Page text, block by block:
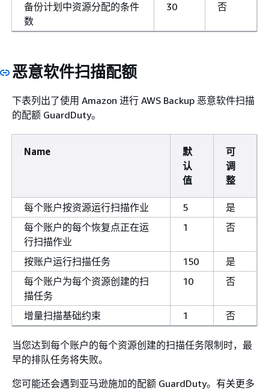
备份计划中资源分配的条件
数
30 否
恶意软件扫描配额
下表列出了使用 Amazon 进行 AWS Backup 恶意软件扫描
的配额 GuardDuty。
Name
默
认
值
可
调
整
每个账户按资源运行扫描作业 5
是
每个账户的每个恢复点正在运
行扫描作业
1 否
按账户运行扫描任务 150
是
每个账户为每个资源创建的扫
描任务
10 否
增量扫描基础约束 1 否
当您达到每个账户的每个资源创建的扫描任务限制时，最
早的排队任务将失败。
您可能还会遇到亚马逊施加的配额 GuardDuty。有关更多